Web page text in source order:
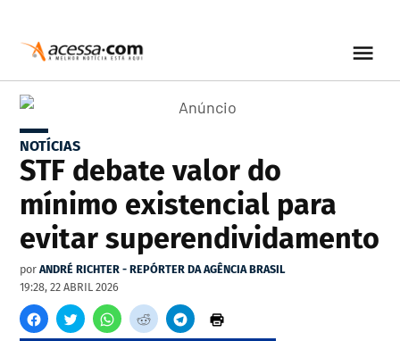
NOTÍCIAS
STF debate valor do
mínimo existencial para
evitar superendividamento
por ANDRÉ RICHTER - REPÓRTER DA AGÊNCIA BRASIL
19:28, 22 ABRIL 2026